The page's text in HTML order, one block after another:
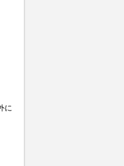
に